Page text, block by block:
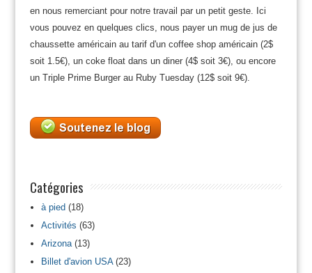
en nous remerciant pour notre travail par un petit geste. Ici
vous pouvez en quelques clics, nous payer un mug de jus de
chaussette américain au tarif d'un coffee shop américain (2$
soit 1.5€), un coke float dans un diner (4$ soit 3€), ou encore
un Triple Prime Burger au Ruby Tuesday (12$ soit 9€).
Catégories
à pied(18)
Activités (63)
Arizona(13)
Billet d'avion USA(23)